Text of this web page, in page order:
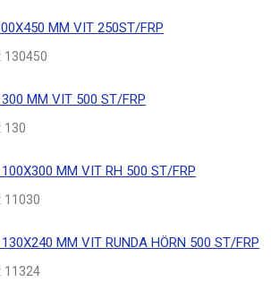
MM VIT 250ST/FRP
130450
300 MM VIT 500 ST/FRP
130
100X300 MM VIT RH 500 ST/FRP
11030
130X240 MM VIT RUNDA HÖRN 500 ST/FRP
11324